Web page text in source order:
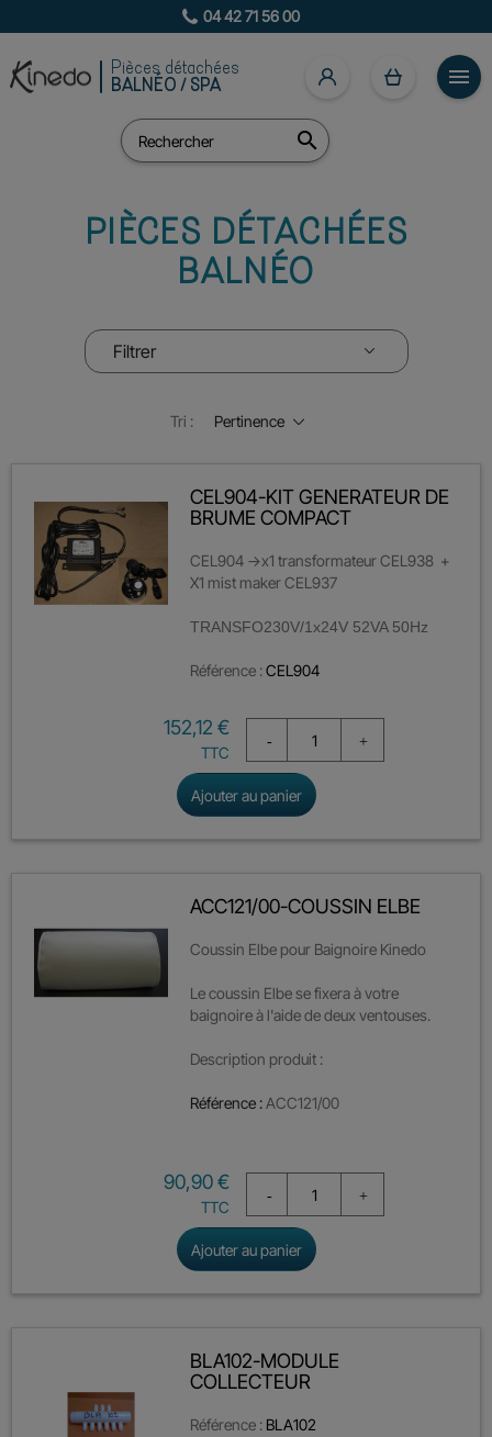
04 42 71 56 00

Pièces détachées
BALNÉO / SPA

PIÈCES DÉTACHÉES
BALNÉO
Filtrer
Tri : Pertinence
CEL904-KIT GENERATEUR DE
BRUME COMPACT
CEL904 ->x1 transformateur CEL938 +
X1 mist maker CEL937
TRANSFO230V/1x24V 52VA 50Hz
Référence :CEL904
Prix
152,12 €
TTC
Ajouter au panier
ACC121/00-COUSSIN ELBE
Coussin Elbe pour Baignoire Kinedo
Le coussin Elbe se fixera à votre
baignoire à l'aide de deux ventouses.
Description produit :
Référence :ACC121/00
Prix
90,90 €
TTC
Ajouter au panier
BLA102-MODULE
COLLECTEUR
Référence : BLA102